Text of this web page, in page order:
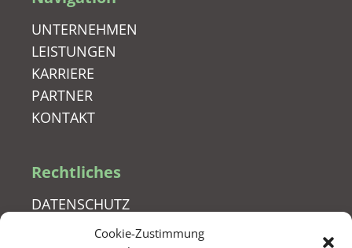
Cookie-Zustimmung
UNTERNEHMEN
LEISTUNGEN
KARRIERE
PARTNER
KONTAKT
Rechtliches
DATENSCHUTZ
IMPRESSUM